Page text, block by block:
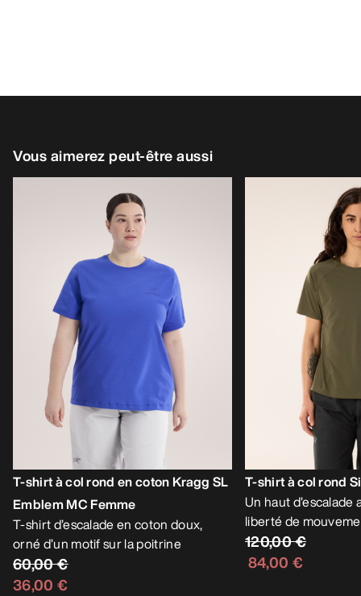
Vous aimerez peut-être aussi
T-shirt à col rond en coton Kragg SL
Emblem MC Femme
T-shirt d’escalade en coton doux,
orné d’un motif sur la poitrine
60,00 €
36,00 €
T-shirt à col rond
Un haut
liberté de
120,00 €
84,00 €